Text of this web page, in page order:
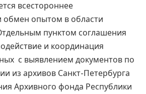
всестороннее
обмен опытом в области
пунктом соглашения
и координация
с выявлением документов по
из архивов Санкт-Петербурга
Архивного фонда Республики